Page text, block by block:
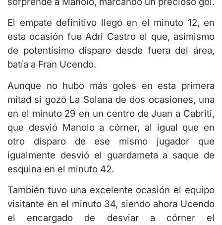
El empate definitivo llegó en el minuto 12, en
esta ocasión fue Adri Castro el que, asimismo
de potentísimo disparo desde fuera del área,
batía a Fran Ucendo.
Aunque no hubo más goles en esta primera
mitad si gozó La Solana de dos ocasiones, una
en el minuto 29 en un centro de Juan a Cabriti,
que desvió Manolo a córner, al igual que en
otro disparo de ese mismo jugador que
igualmente desvió el guardameta a saque de
esquina en el minuto 42.
También tuvo una excelente ocasión el equipo
visitante en el minuto 34, siendo ahora Ucendo
el encargado de desviar a córner el